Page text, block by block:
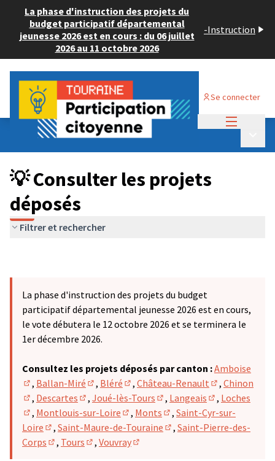
La phase d'instruction des projets du
budget participatif départemental
jeunesse 2026 est en cours : du 06 juillet
2026 au 11 octobre 2026
-Instruction
Se connecter
Budget Participatif JEUNESSE 2026
💡 Consulter les projets déposés
💡 Consulter les projets
déposés
Filtrer et rechercher
La phase d'instruction des projets du budget
participatif départemental jeunesse 2026 est en cours,
le vote débutera le 12 octobre 2026 et se terminera le
1er décembre 2026.
Consultez les projets déposés par canton :Amboise
(S'ouvre dans un nouvel onglet)
, Ballan-Miré
(S'ouvre dans un nouvel onglet)
, Bléré
(S'ouvre dans un nouvel onglet)
, Château-Renault
(S'ouvre dans
, Chinon
(S'ouvre dans un nouvel onglet)
, Descartes
(S'ouvre dans un nouvel onglet)
, Joué-lès-Tours
(S'ouvre dans un nouvel
, Langeais
(S'ouvre dans
, Loches
(S'ouvre dans un nouvel onglet)
, Montlouis-sur-Loire
(S'ouvre dans un nouvel onglet)
, Monts
(S'ouvre dans un nouvel
, Saint-Cyr-sur-
Loire
(S'ouvre dans un nouvel onglet)
, Saint-Maure-de-Touraine
, Saint-Pierre-des-
Corps
, Tours
, Vouvray